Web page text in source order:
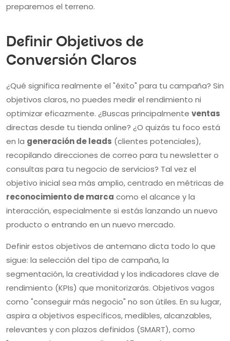
preparemos el terreno.
Definir Objetivos de
Conversión Claros
¿Qué significa realmente el "éxito" para tu campaña? Sin
objetivos claros, no puedes medir el rendimiento ni
optimizar eficazmente. ¿Buscas principalmente ventas
directas desde tu tienda online? ¿O quizás tu foco está
en la generación de leads (clientes potenciales),
recopilando direcciones de correo para tu newsletter o
consultas para tu negocio de servicios? Tal vez el
objetivo inicial sea más amplio, centrado en métricas de
reconocimiento de marca como el alcance y la
interacción, especialmente si estás lanzando un nuevo
producto o entrando en un nuevo mercado.
Definir estos objetivos de antemano dicta todo lo que
sigue: la selección del tipo de campaña, la
segmentación, la creatividad y los indicadores clave de
rendimiento (KPIs) que monitorizarás. Objetivos vagos
como "conseguir más negocio" no son útiles. En su lugar,
aspira a objetivos específicos, medibles, alcanzables,
relevantes y con plazos definidos (SMART), como